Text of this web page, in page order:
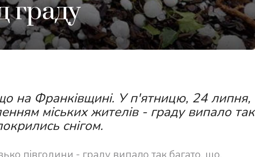
граду
на Франківщині. У п'ятницю, 24 липня,
міських жителів - граду випало так
снігом.